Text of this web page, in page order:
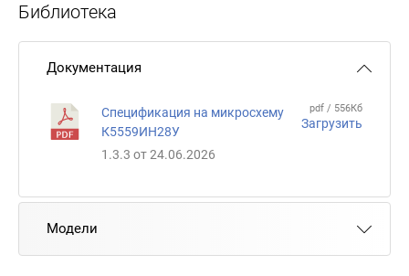
Библиотека
Документация
Спецификация на микросхему
К5559ИН28У
1.3.3 от 24.06.2026
pdf / 556Кб
Загрузить
Модели